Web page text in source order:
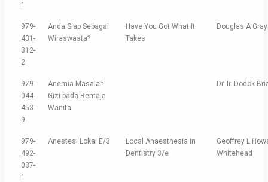
1
979-
431-
312-
2
Anda Siap Sebagai
Wiraswasta?
Have You Got What It
Takes
Douglas A Gray
979-
044-
453-
9
Anemia Masalah
Gizi pada Remaja
Wanita
Dr. Ir. Dodok
979-
492-
037-
1
Anestesi Lokal E/3
Local Anaesthesia In
Dentistry 3/e
Geoffrey L
Whitehead